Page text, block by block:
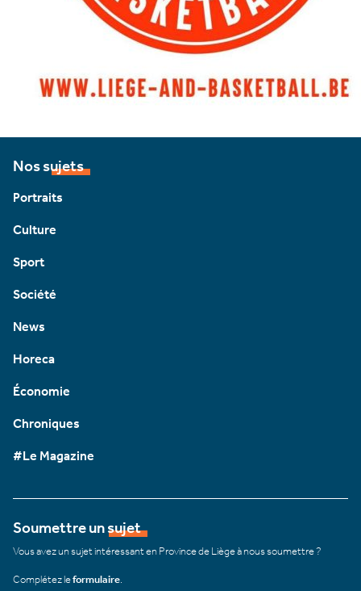
Nos sujets
Portraits
Culture
Sport
Société
News
Horeca
Économie
Chroniques
#Le Magazine
Soumettre un sujet
Vous avez un sujet intéressant en Province de Liège à nous soumettre ?
Complétez leformulaire